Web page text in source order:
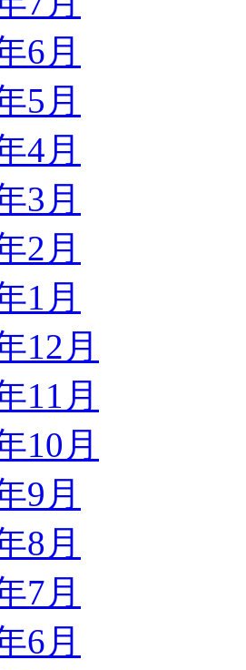
6月
5月
4月
3月
2月
1月
12月
11月
10月
9月
8月
7月
6月